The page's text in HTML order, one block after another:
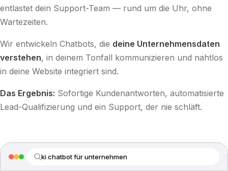
entlastet dein Support-Team — rund um die Uhr, ohne
Wartezeiten.
Wir entwickeln Chatbots, die deine Unternehmensdaten
verstehen, in deinem Tonfall kommunizieren und nahtlos
in deine Website integriert sind.
Das Ergebnis: Sofortige Kundenantworten, automatisierte
Lead-Qualifizierung und ein Support, der nie schläft.
ki chatbot für unternehmen